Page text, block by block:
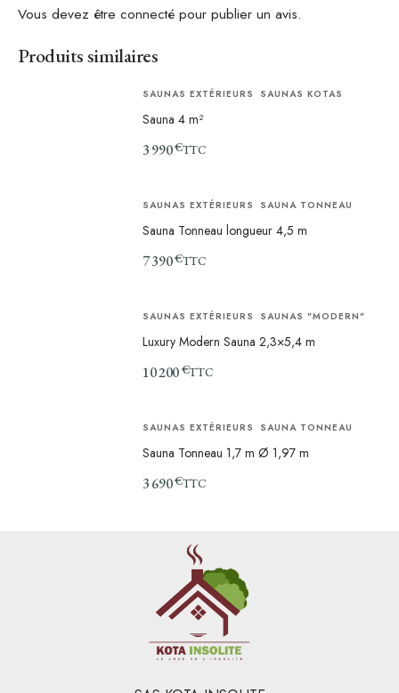
Vous devez être connecté pour publier un avis.
Produits similaires
SAUNAS EXTÉRIEURS SAUNAS KOTAS
Sauna 4 m²
3 990€TTC
SAUNAS EXTÉRIEURS SAUNA TONNEAU
Sauna Tonneau longueur 4,5 m
7 390€TTC
SAUNAS EXTÉRIEURS SAUNAS "MODERN"
Luxury Modern Sauna 2,3×5,4 m
10 200€TTC
SAUNAS EXTÉRIEURS SAUNA TONNEAU
Sauna Tonneau 1,7 m Ø 1,97 m
3 690€TTC